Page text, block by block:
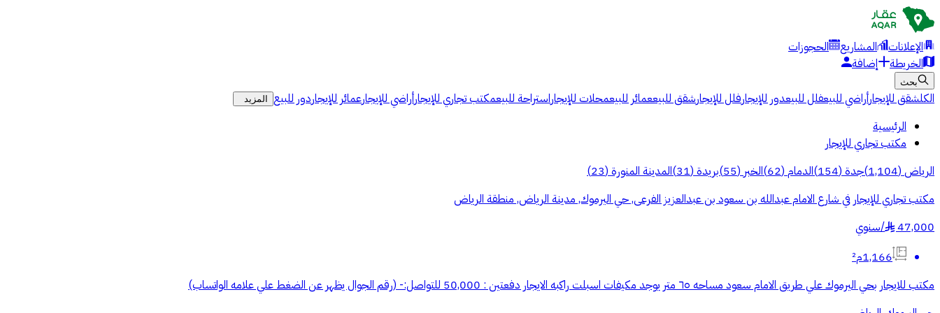
الإعلانات المشاريع
الحجوزات
الخريطة
إضافة
بحث
الكلشقق للإيجارأراضي للبيعفلل للبيعدور للإيجارفلل للإيجارشقق للبيععمائر للبيعمحلات للإيجاراستراحة للبيعمكتب تجاري للإيجارأراضي للإيجارعمائر للإيجاردور للبيع المزيد
الرئيسية
مكتب تجاري للإيجار
الرياض(
1,104
)جدة(
154
)الدمام(
62
)الخبر (
55
)بريدة(
31
)المدينة المنورة(
23
)
مكتب تجاري للإيجار في شارع الامام عبدالله بن سعود بن عبدالعزيز الفرعى, حي اليرموك, مدينة الرياض, منطقة الرياض
47,000
§
/سنوي
1,166م²
مكتب للايجار بحي اليرموك علي طريق الامام سعود مساحه ٦٥ متر يوجد مكيفات اسبلت راكبه الايجار دفعتين : 50,000 للتواصل:- (رقم الجوال يظهر عن الضغط علي علامه الواتساب)